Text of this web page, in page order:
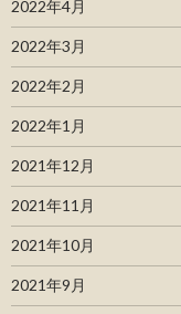
2022年4月
2022年3月
2022年2月
2022年1月
2021年12月
2021年11月
2021年10月
2021年9月